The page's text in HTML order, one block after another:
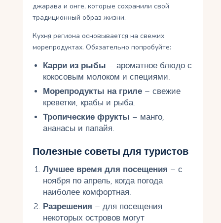
джарава и онге, которые сохранили свой
традиционный образ жизни.
Кухня региона основывается на свежих
морепродуктах. Обязательно попробуйте:
Карри из рыбы – ароматное блюдо с
кокосовым молоком и специями.
Морепродукты на гриле– свежие
креветки, крабы и рыба.
Тропические фрукты – манго,
ананасы и папайя.
Полезные советы для туристов
Лучшее время для посещения – с
ноября по апрель, когда погода
наиболее комфортная.
Разрешения – для посещения
некоторых островов могут